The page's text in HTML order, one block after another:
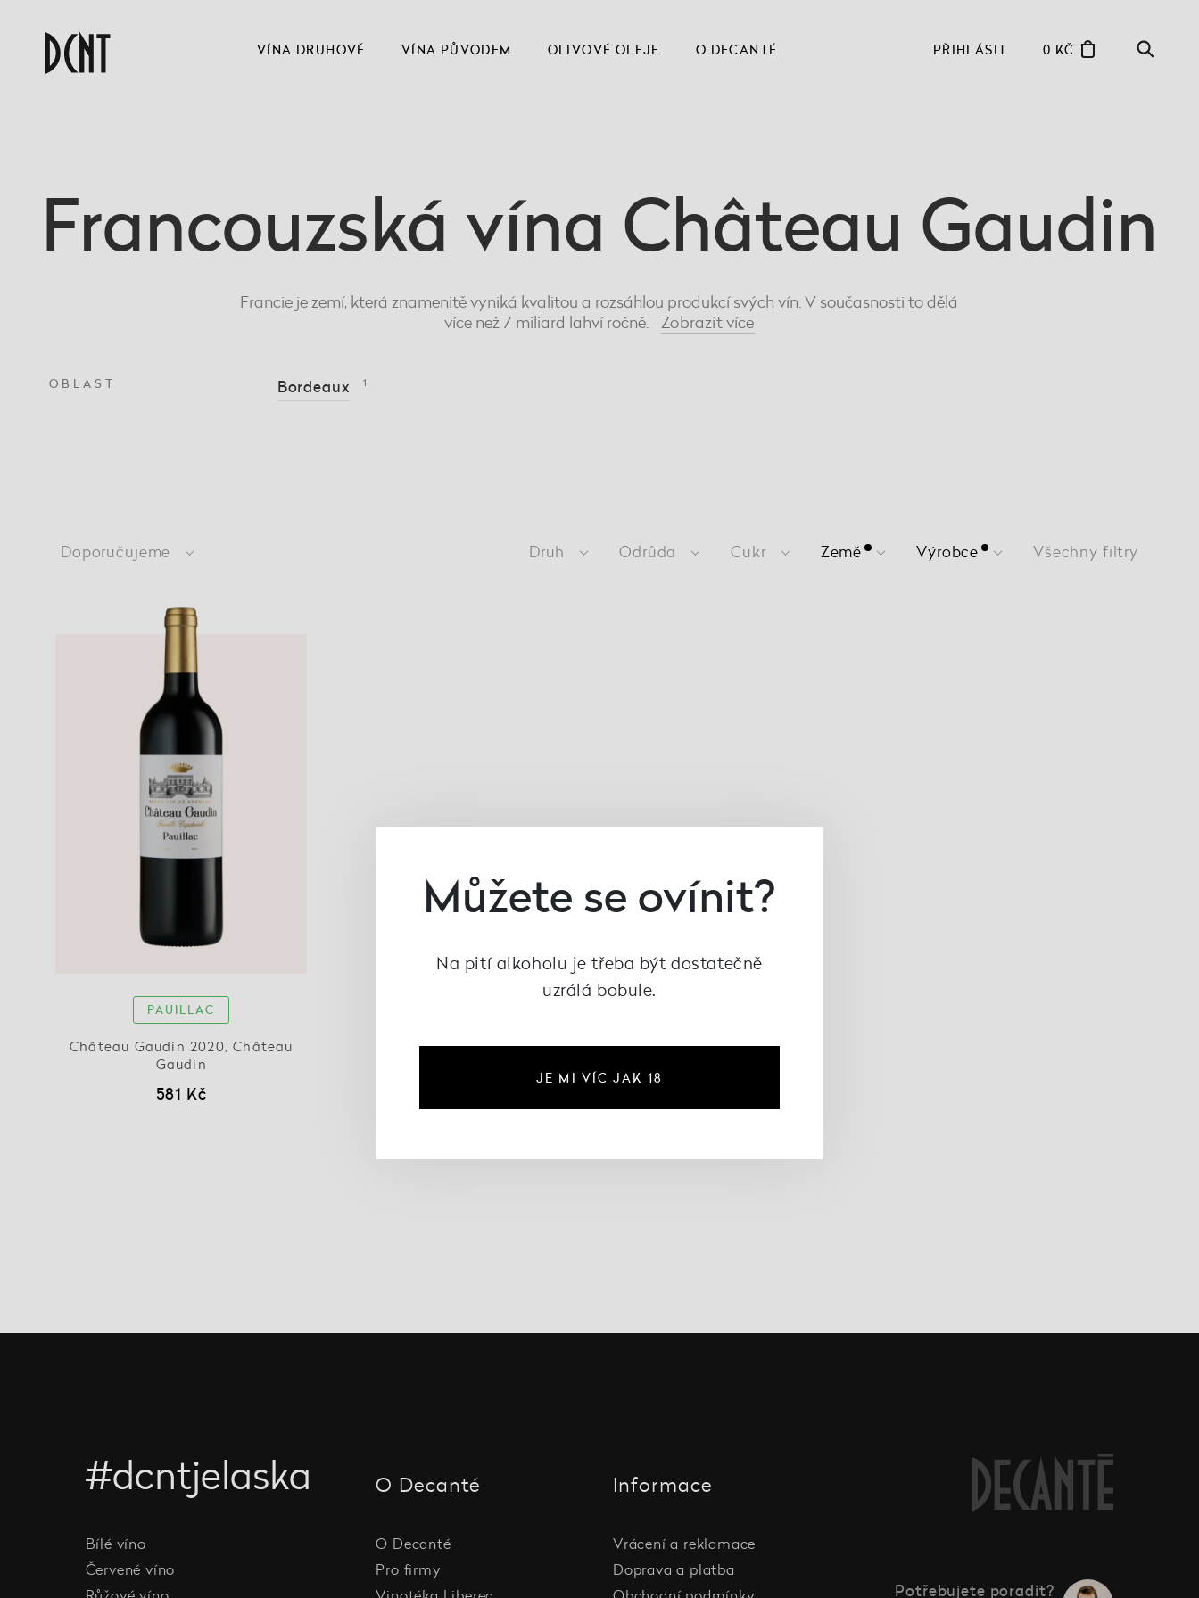
VÍNA DRUHOVĚ VÍNA PŮVODEM OLIVOVÉ OLEJE O DECANTÉ PŘIHLÁSIT 0 KČ
Francouzská vína Château Gaudin
Francie je zemí, která znamenitě vyniká kvalitou a rozsáhlou produkcí svých vín. V současnosti to dělá
více než 7 miliard lahví ročně. Zobrazitvíce
OBLAST Bordeaux 1
Doporučujeme Druh Odrůda Cukr Země Výrobce Všechny filtry
PAUILLAC
Château Gaudin 2020, Château
Gaudin
581 Kč
#dcntjelaska
Bílé víno
Červené víno
O Decanté
O Decanté
Pro firmy
Informace
Vrácení a reklamace
Doprava a platba
Potřebujete poradit?
Můžete se ovínit?
Na pití alkoholu je třeba být dostatečně
uzrálá bobule.
JE MI VÍC JAK 18